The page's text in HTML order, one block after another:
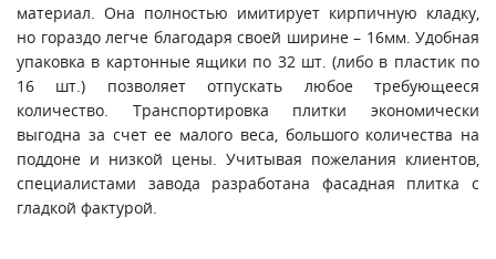
материал. Она полностью имитирует кирпичную кладку,
но гораздо легче благодаря своей ширине – 16мм. Удобная
упаковка в картонные ящики по 32 шт. (либо в пластик по
16 шт.) позволяет отпускать любое требующееся
количество. Транспортировка плитки экономически
выгодна за счет ее малого веса, большого количества на
поддоне и низкой цены. Учитывая пожелания клиентов,
специалистами завода разработана фасадная плитка с
гладкой фактурой.